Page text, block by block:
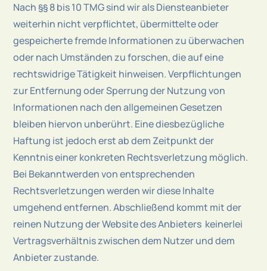
Nach §§ 8 bis 10 TMG sind wir als Diensteanbieter
weiterhin nicht verpflichtet, übermittelte oder
gespeicherte fremde Informationen zu überwachen
oder nach Umständen zu forschen, die auf eine
rechtswidrige Tätigkeit hinweisen. Verpflichtungen
zur Entfernung oder Sperrung der Nutzung von
Informationen nach den allgemeinen Gesetzen
bleiben hiervon unberührt. Eine diesbezügliche
Haftung ist jedoch erst ab dem Zeitpunkt der
Kenntnis einer konkreten Rechtsverletzung möglich.
Bei Bekanntwerden von entsprechenden
Rechtsverletzungen werden wir diese Inhalte
umgehend entfernen. Abschließend kommt mit der
reinen Nutzung der Website des Anbieters keinerlei
Vertragsverhältnis zwischen dem Nutzer und dem
Anbieter zustande.